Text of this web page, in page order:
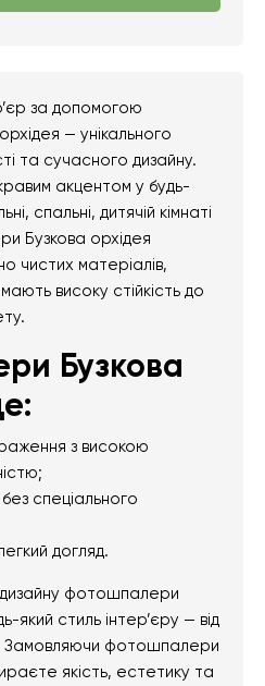
за допомогою
— унікального
та сучасного дизайну.
акцентом у будь-
спальні, дитячій кімнаті
Бузкова орхідея
чистих матеріалів,
високу стійкість до
Бузкова
з високою
спеціального
догляд.
фотошпалери
який стиль інтер’єру — від
Замовляючи фотошпалери
якість, естетику та